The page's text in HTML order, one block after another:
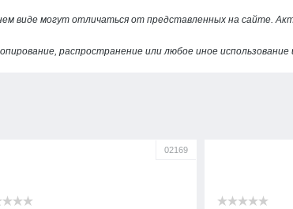
виде могут отличаться от представленных на сайте.
распространение или любое иное
02169